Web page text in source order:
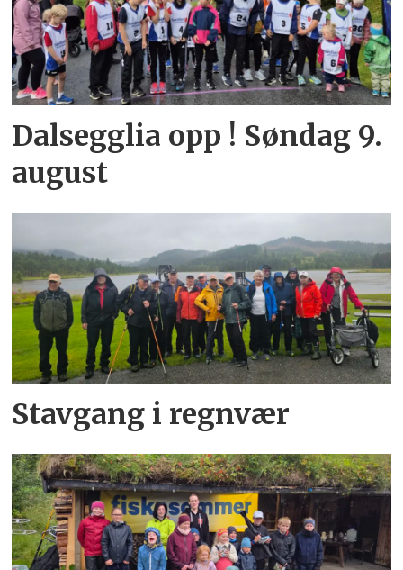
Dalsegglia opp ! Søndag 9.
august
Stavgang i regnvær